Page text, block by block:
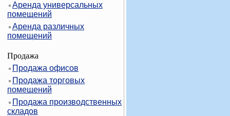
Аренда универсальных
помещений
Аренда различных
помещений
Продажа
Продажа офисов
Продажа торговых
помещений
Продажа производственных
складов